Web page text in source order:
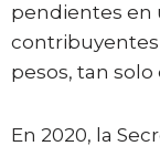
pendientes en
contribuyentes
pesos, tan
En 2020, la